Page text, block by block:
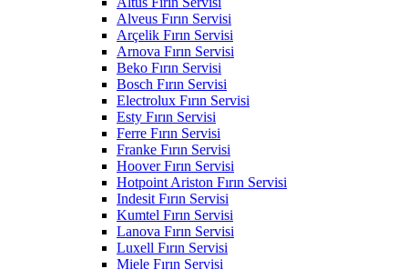
Alveus Fırın Servisi
Arçelik Fırın Servisi
Arnova Fırın Servisi
Beko Fırın Servisi
Bosch Fırın Servisi
Electrolux Fırın Servisi
Esty Fırın Servisi
Ferre Fırın Servisi
Franke Fırın Servisi
Hoover Fırın Servisi
Hotpoint Ariston Fırın Servisi
Indesit Fırın Servisi
Kumtel Fırın Servisi
Lanova Fırın Servisi
Luxell Fırın Servisi
Miele Fırın Servisi